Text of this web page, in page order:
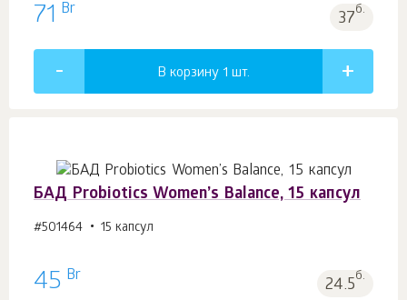
71 Br 37б.
В корзину 1 шт.
БАД Probiotics Women’s Balance, 15 капсул
#501464 15 капсул
45 Br 24.5б.